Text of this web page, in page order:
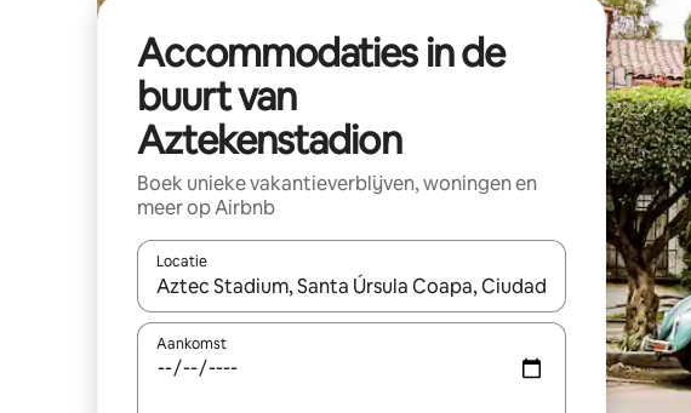
Accommodaties in de
buurt van
Aztekenstadion
Boek unieke vakantieverblijven, woningen en
meer op Airbnb
Locatie
Wanneer er resultaten beschikbaar zijn, maak je een keuze met je
Aankomst